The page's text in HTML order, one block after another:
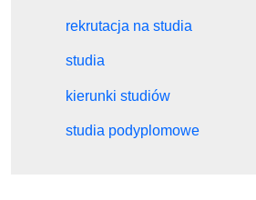
rekrutacja na studia
studia
kierunki studiów
studia podyplomowe